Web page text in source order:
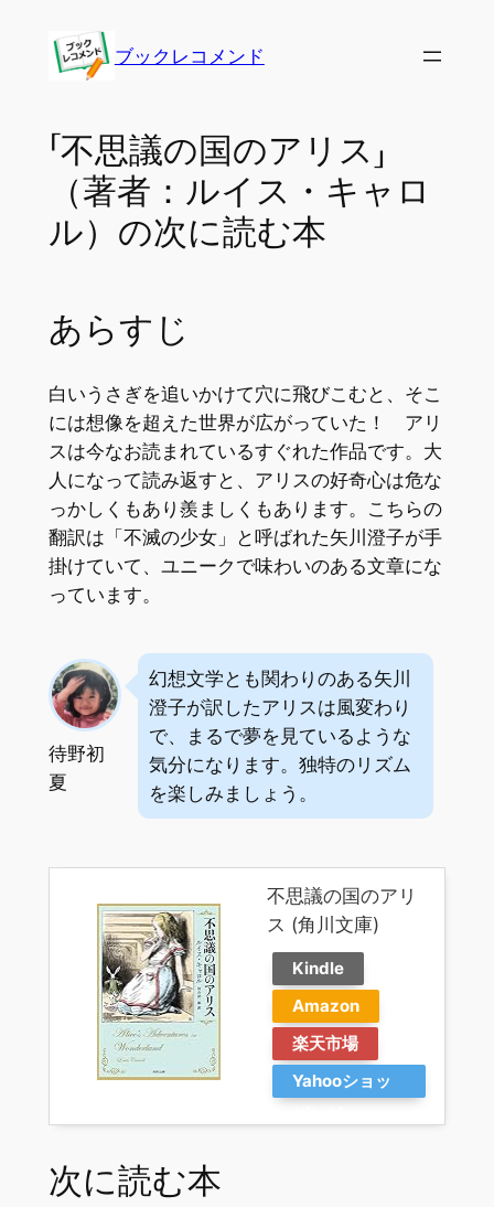
ブックレコメンド
「不思議の国のアリス」
（著者：ルイス・キャロ
ル）の次に読む本
あらすじ
白いうさぎを追いかけて穴に飛びこむと、そこ
には想像を超えた世界が広がっていた！ アリ
スは今なお読まれているすぐれた作品です。大
人になって読み返すと、アリスの好奇心は危な
っかしくもあり羨ましくもあります。こちらの
翻訳は「不滅の少女」と呼ばれた矢川澄子が手
掛けていて、ユニークで味わいのある文章にな
っています。
待野初
夏
幻想文学とも関わりのある矢川
澄子が訳したアリスは風変わり
で、まるで夢を見ているような
気分になります。独特のリズム
を楽しみましょう。
不思議の国のアリ
ス (角川文庫)
Kindle
Amazon
楽天市場
Yahooショッ
次に読む本